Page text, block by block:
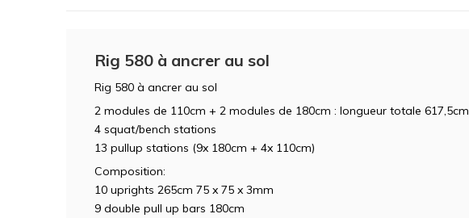
Rig 580 à ancrer au sol
Rig 580 à ancrer au sol
2 modules de 110cm + 2 modules de 180cm : longueur totale 617,5cm
4 squat/bench stations
13 pullup stations (9x 180cm + 4x 110cm)
Composition:
10 uprights 265cm 75 x 75 x 3mm
9 double pull up bars 180cm